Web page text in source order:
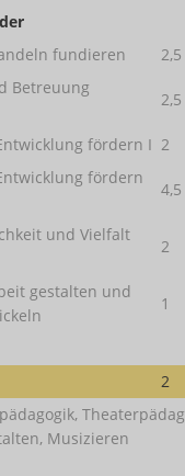
fundieren
2,5
Betreuung
2,5
fördern I 2
fördern
4,5
und Vielfalt
2
gestalten und
1
2
Musizieren